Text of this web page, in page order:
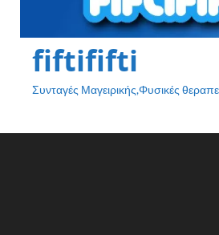
fiftififti
Συνταγές Μαγειρικής,Φυσικές